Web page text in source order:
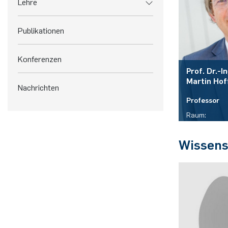
Publikationen
Konferenzen
Nachrichten
Prof. Dr.-
Martin
Professor
Raum:
Telefon:
(+49)(0)234
E-Mail: